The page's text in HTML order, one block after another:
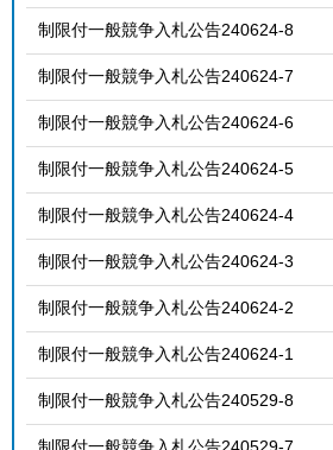
制限付一般競争入札公告240624-8
制限付一般競争入札公告240624-7
制限付一般競争入札公告240624-6
制限付一般競争入札公告240624-5
制限付一般競争入札公告240624-4
制限付一般競争入札公告240624-3
制限付一般競争入札公告240624-2
制限付一般競争入札公告240624-1
制限付一般競争入札公告240529-8